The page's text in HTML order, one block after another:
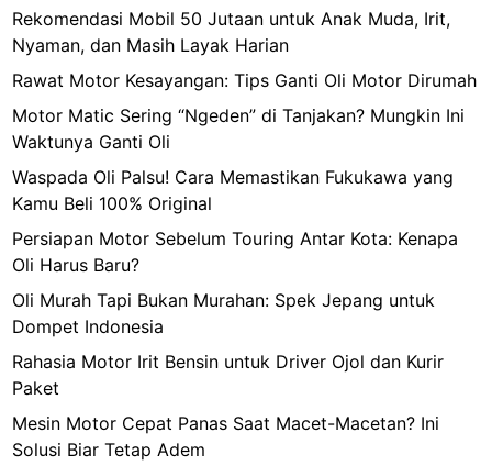
Rekomendasi Mobil 50 Jutaan untuk Anak Muda, Irit,
Nyaman, dan Masih Layak Harian
Rawat Motor Kesayangan: Tips Ganti Oli Motor Dirumah
Motor Matic Sering “Ngeden” di Tanjakan? Mungkin Ini
Waktunya Ganti Oli
Waspada Oli Palsu! Cara Memastikan Fukukawa yang
Kamu Beli 100% Original
Persiapan Motor Sebelum Touring Antar Kota: Kenapa
Oli Harus Baru?
Oli Murah Tapi Bukan Murahan: Spek Jepang untuk
Dompet Indonesia
Rahasia Motor Irit Bensin untuk Driver Ojol dan Kurir
Paket
Mesin Motor Cepat Panas Saat Macet-Macetan? Ini
Solusi Biar Tetap Adem